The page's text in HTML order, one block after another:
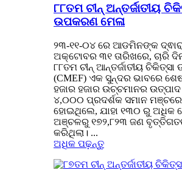
୮୮ତମ ଚୀନ୍ ଅନ୍ତର୍ଜାତୀୟ
ଉପକରଣ ମେଳା
୨୩-୧୧-୦୪ ରେ ଆଡମିନଙ୍କ
ଅକ୍ଟୋବର ୩୧ ତାରିଖରେ, ଚାରି
୮୮ତମ ଚୀନ୍ ଆନ୍ତର୍ଜାତୀୟ
(CMEF) ଏକ ସୁନ୍ଦର ଭାବରେ
ହଜାର ହଜାର ଉଚ୍ଚମାନର
୪,୦୦୦ ପ୍ରଦର୍ଶକ ସମାନ
ହୋଇଥିଲେ, ଯାହା ୧୩୦ ରୁ ଅଧିକ
ଅଞ୍ଚଳରୁ ୧୭୨,୮୨୩ ଜଣ
କରିଥିଲା। ...
ଅଧିକ ପଢ଼ନ୍ତୁ